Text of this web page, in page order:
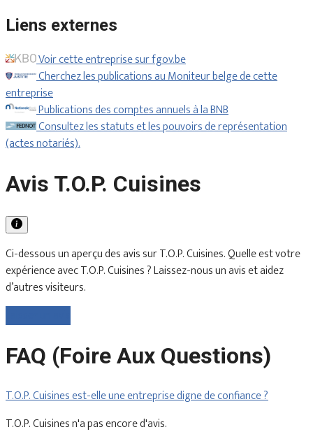
Liens externes
Voir cette entreprise sur fgov.be
Cherchez les publications au Moniteur belge de cette
entreprise
Publications des comptes annuels à la BNB
Consultez les statuts et les pouvoirs de représentation
(actes notariés).
Avis T.O.P. Cuisines
Ci-dessous un aperçu des avis sur T.O.P. Cuisines. Quelle est votre
expérience avec T.O.P. Cuisines ? Laissez-nous un avis et aidez
d’autres visiteurs.
FAQ (Foire Aux Questions)
T.O.P. Cuisines est-elle une entreprise digne de confiance ?
T.O.P. Cuisines n'a pas encore d'avis.